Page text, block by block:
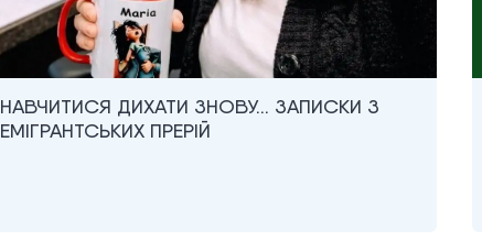
НАВЧИТИСЯ ДИХАТИ ЗНОВУ… ЗАПИСКИ З
ЕМІГРАНТСЬКИХ ПРЕРІЙ